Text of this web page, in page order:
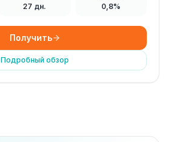
27 дн. 0,8%
Получить
Подробный обзор